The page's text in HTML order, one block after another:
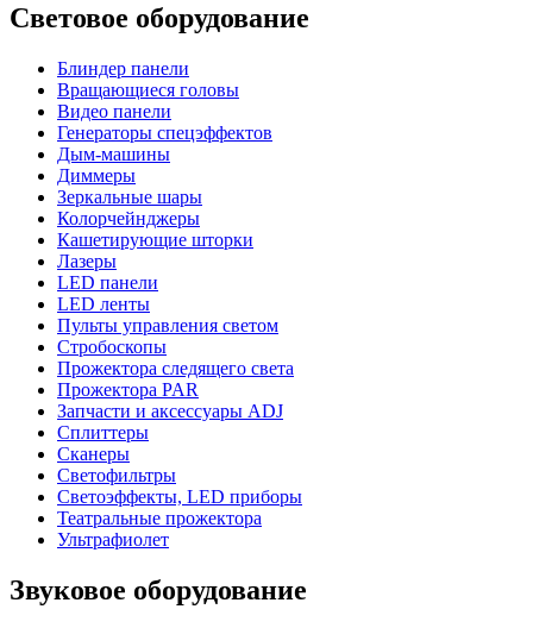
Световое оборудование
Блиндер панели
Вращающиеся головы
Видео панели
Генераторы спецэффектов
Дым-машины
Диммеры
Зеркальные шары
Колорчейнджеры
Кашетирующие шторки
Лазеры
LED панели
LED ленты
Пульты управления светом
Стробоскопы
Прожектора следящего света
Прожектора PAR
Запчасти и аксессуары ADJ
Сплиттеры
Сканеры
Светофильтры
Светоэффекты, LED приборы
Театральные прожектора
Ультрафиолет
Звуковое оборудование